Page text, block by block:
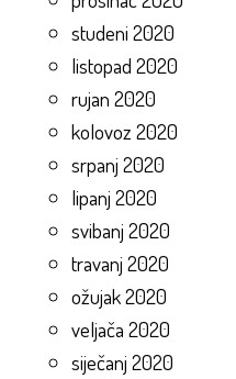
studeni 2020
listopad 2020
rujan 2020
kolovoz 2020
srpanj 2020
lipanj 2020
svibanj 2020
travanj 2020
ožujak 2020
veljača 2020
siječanj 2020